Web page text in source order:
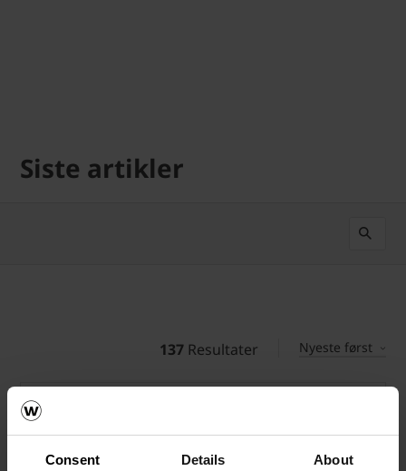
Consent Details About
Siste artikler
137 Resultater Nyeste først